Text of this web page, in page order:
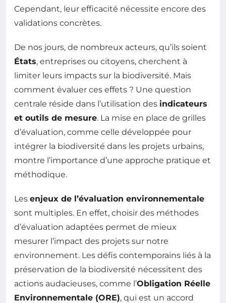
Cependant, leur efficacité nécessite encore des
validations concrètes.
De nos jours, de nombreux acteurs, qu’ils soient
États, entreprises ou citoyens, cherchent à
limiter leurs impacts sur la biodiversité. Mais
comment évaluer ces effets ? Une question
centrale réside dans l’utilisation des indicateurs
et outils de mesure. La mise en place de grilles
d’évaluation, comme celle développée pour
intégrer la biodiversité dans les projets urbains,
montre l’importance d’une approche pratique et
méthodique.
Les enjeux de l’évaluation environnementale
sont multiples. En effet, choisir des méthodes
d’évaluation adaptées permet de mieux
mesurer l’impact des projets sur notre
environnement. Les défis contemporains liés à la
préservation de la biodiversité nécessitent des
actions audacieuses, comme l’Obligation Réelle
Environnementale (ORE), qui est un accord